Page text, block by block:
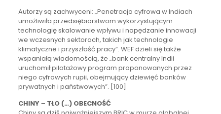
Autorzy są zachwyceni: „Penetracja cyfrowa w Indiach
umożliwiła przedsiębiorstwom wykorzystującym
technologię skalowanie wpływu i napędzanie innowacji
we wczesnych sektorach, takich jak technologie
klimatyczne i przyszłość pracy”. WEF dzieli się także
wspaniałą wiadomością, że „bank centralny Indii
uruchomił pilotażowy program proponowanych przez
niego cyfrowych rupii, obejmujący dziewięć banków
prywatnych i państwowych”. [100]
CHINY – TŁO (…) OBECNOŚĆ